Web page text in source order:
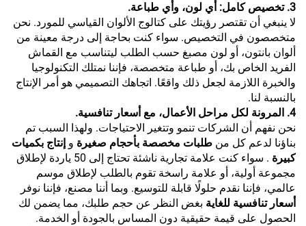
3. تخصيص كامل: أي لون، وأي طباعة.
لا ينبغي أن تقتصر رؤيتك على كتالوج الألوان القياسي للمورد. نحن
متخصصون في التخصيص. سواء كنت بحاجة إلى درجة معينة من
ألوان بانتون، أو لون مصبغ حسب الطلب ليتناسب مع القماش
الفريد الخاص بك، أو طباعة متخصصة، فإننا نمتلك التكنولوجيا
والخبرة اللازمة لجعل ذلك واقعًا. اتجاهك التصميمي هو أمر الإنتاج
بالنسبة لنا.
4. المرونة لكل مراحل الأعمال، مع أسعار تنافسية.
نحن نفهم أن الشركات تنمو وتتغير الاحتياجات. ولهذا السبب تم
بناؤنا لدعم كل من طلبات مخصصة بأحجام صغيرة و إنتاج بكميات
كبيرة
. سواء كنت علامة تجارية ناشئة تحتاج إلى 50 ياردة لإطلاق
مجموعة أولية، أو علامة راسخة تقوم بالطلب لإطلاق موسم
عالمي، فإننا نقدم حلولًا قابلة للتوسيع. وبما أننا مصنع، فإننا نوفر
أسعار تنافسية للغاية بغض النظر عن حجم طلبك، مما يضمن لك
الحصول على قيمة حقيقية دون المساس بالجودة أو الخدمة.